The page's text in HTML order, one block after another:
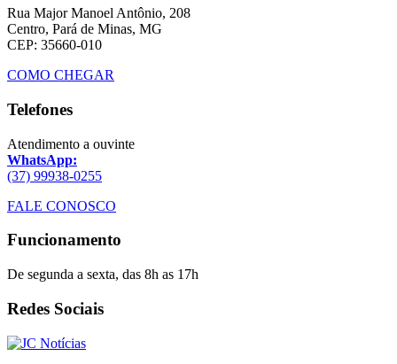
Rua Major Manoel Antônio, 208
Centro, Pará de Minas, MG
CEP: 35660-010
COMO CHEGAR
Telefones
Atendimento a ouvinte
WhatsApp:
(37) 99938-0255
FALE CONOSCO
Funcionamento
De segunda a sexta, das 8h as 17h
Redes Sociais